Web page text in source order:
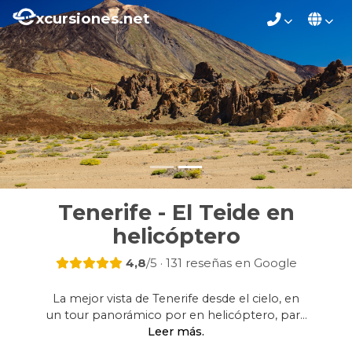
xcursiones.net
Tenerife - El Teide en
helicóptero
4,8/5 · 131 reseñas en Google
La mejor vista de Tenerife desde el cielo, en
un tour panorámico por en helicóptero, para
disfrutar del Teide.